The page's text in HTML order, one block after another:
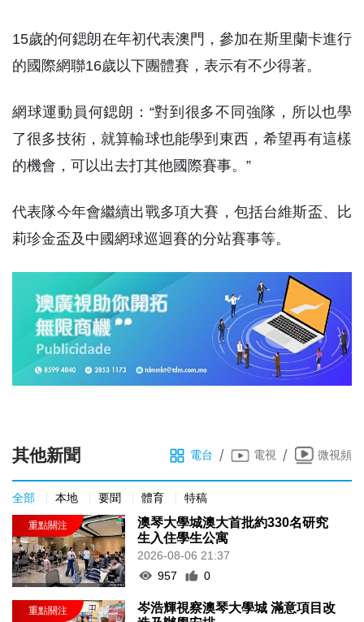
15歲的何鍶朗在年初代表澳門，參加在斯里蘭卡進行
的國際網聯16歲以下團體賽，表示有不少得著。
網球運動員何鍶朗：“對到很多不同強隊，所以也學
了很多技術，就算輸球也能學到東西，希望再有這樣
的機會，可以出去打其他國際賽事。”
代表隊今年會繼續出戰多項大賽，包括台維斯盃、比
莉珍金盃及中國網球巡迴賽的分站賽事等。
其他新聞 電台 / 電視 / 微視頻
全部 本地 要聞 體育 特稿
澳琴大學城澳大首批約330名研究
生入住學生公寓
2026-08-06 21:37
957
0
岑浩輝視察澳琴大學城 滿意項目改